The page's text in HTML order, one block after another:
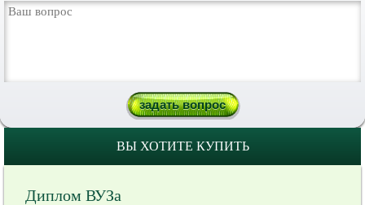
ВЫ ХОТИТЕ КУПИТЬ
Диплом ВУЗа